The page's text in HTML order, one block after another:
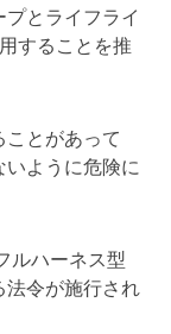
とライフライ
することを推
とがあって
ように危険に
ルハーネス型
令が施行され